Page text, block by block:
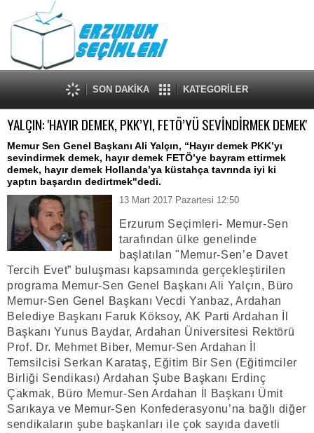
SON DAKİKA KATEGORİLER
YALÇIN: 'HAYIR DEMEK, PKK’YI, FETÖ’YÜ SEVİNDİRMEK DEMEK'
Memur Sen Genel Başkanı Ali Yalçın, “Hayır demek PKK’yı
sevindirmek demek, hayır demek FETÖ’ye bayram ettirmek
demek, hayır demek Hollanda’ya küstahça tavrında iyi ki
yaptın başardın dedirtmek"dedi.
13 Mart 2017 Pazartesi 12:50
Erzurum Seçimleri- Memur-Sen
tarafından ülke genelinde
başlatılan "Memur-Sen’e Davet
Tercih Evet” buluşması kapsamında gerçekleştirilen
programa Memur-Sen Genel Başkanı Ali Yalçın, Büro
Memur-Sen Genel Başkanı Vecdi Yanbaz, Ardahan
Belediye Başkanı Faruk Köksoy, AK Parti Ardahan İl
Başkanı Yunus Baydar, Ardahan Üniversitesi Rektörü
Prof. Dr. Mehmet Biber, Memur-Sen Ardahan İl
Temsilcisi Serkan Karataş, Eğitim Bir Sen (Eğitimciler
Birliği Sendikası) Ardahan Şube Başkanı Erdinç
Çakmak, Büro Memur-Sen Ardahan İl Başkanı Ümit
Sarıkaya ve Memur-Sen Konfederasyonu’na bağlı diğer
sendikaların şube başkanları ile çok sayıda davetli